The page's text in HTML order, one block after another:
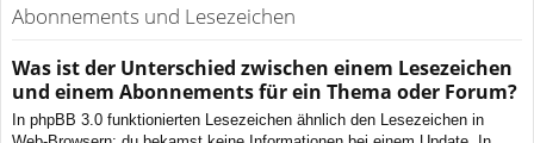
Abonnements und Lesezeichen
Was ist der Unterschied zwischen einem Lesezeichen
und einem Abonnements für ein Thema oder Forum?
In phpBB 3.0 funktionierten Lesezeichen ähnlich den Lesezeichen in